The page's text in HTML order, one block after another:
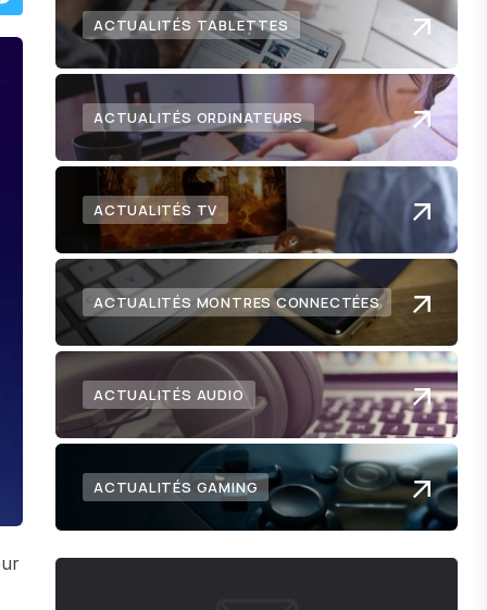
ACTUALITÉS TABLETTES
ACTUALITÉS ORDINATEURS
ACTUALITÉS TV
ACTUALITÉS MONTRES CONNECTÉES
ACTUALITÉS AUDIO
ACTUALITÉS GAMING